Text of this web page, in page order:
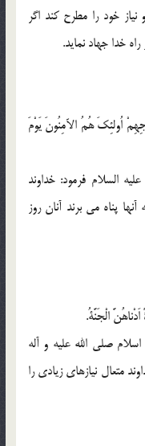
خود را مطرح كند اگر
خدا جهاد نمايد.
اُولئِكَ هُمُ الآمِنُونَ يَوْمَ
.] امام صادق عليه السلام فرمود: خداوند
پناه مى برند آنان روز
الْجَنَّةُ.
.] پيامبر گرامى اسلام صلي الله عليه و آله
متعال نيازهاى زيادى را